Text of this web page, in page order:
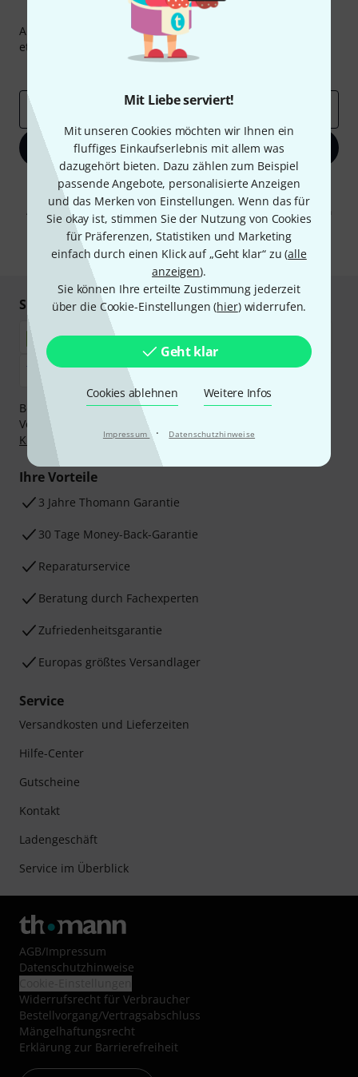
Mit Liebe serviert!
Mit unseren Cookies möchten wir Ihnen ein
fluffiges Einkaufserlebnis mit allem was
dazugehört bieten. Dazu zählen zum Beispiel
passende Angebote, personalisierte Anzeigen
und das Merken von Einstellungen. Wenn das für
Sie okay ist, stimmen Sie der Nutzung von Cookies
für Präferenzen, Statistiken und Marketing
einfach durch einen Klick auf „Geht klar“ zu (alle
anzeigen).
Sie können Ihre erteilte Zustimmung jederzeit
über die Cookie-Einstellungen (hier) widerrufen.
Geht klar
Cookies ablehnen Weitere Infos
Impressum · Datenschutzhinweise
Thomann Newsletter
Abonniere den Thomann Newsletter und gewinne mit
etwas Glück einen von
50 Gutscheinen
E-Mail-Adresse
Jetzt anmelden
Mit Klick auf „Jetzt anmelden“ stimmen Sie dem Erhalt von E-Mail-
Werbung und einer Messung des E-Mail-Nutzungsverhaltens zu. Die
Abmeldung ist jederzeit möglich. Weitere Informationen finden Sie in
unserenDatenschutzhinweisen
* Pflichtfeld
Sicher einkaufen & bezahlen
Bezahlen Sie vertraulich und sicher per Nachnahme,
Vorkasse, PayPal, Amazon Pay,
Klarna Ratenzahlungoder Kreditkarte.
Ihre Vorteile
3 Jahre Thomann Garantie
30 Tage Money-Back-Garantie
Reparaturservice
Beratung durch Fachexperten
Zufriedenheitsgarantie
Europas größtes Versandlager
Service
Versandkosten und Lieferzeiten
Hilfe-Center
Gutscheine
Kontakt
Ladengeschäft
Service im Überblick
AGB/Impressum
Datenschutzhinweise
Widerrufsrecht für Verbraucher
Bestellvorgang/Vertragsabschluss
Mängelhaftungsrecht
Erklärung zur Barrierefreiheit